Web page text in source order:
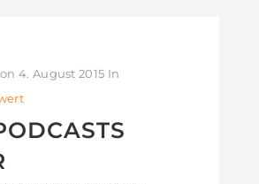
4. August 2015 In